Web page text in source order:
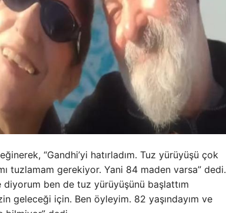
“Gandhi’yi hatırladım. Tuz yürüyüşü çok
tuzlamam gerekiyor. Yani 84 maden varsa” dedi.
diyorum ben de tuz yürüyüşünü başlattım
geleceği için. Ben öyleyim. 82 yaşındayım ve